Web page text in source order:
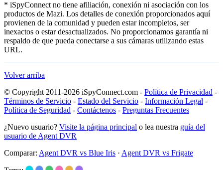
* iSpyConnect no tiene afiliación, conexión ni asociación con los
productos de Mazi. Los detalles de conexión proporcionados aquí
provienen de la comunidad y pueden estar incompletos, ser
inexactos o estar desactualizados. No proporcionamos garantía ni
respaldo de que pueda conectarse a sus cámaras utilizando estas
URL.
Volver arriba
© Copyright 2011-2026 iSpyConnect.com - Política de Privacidad -
Términos de Servicio - Estado del Servicio - Información Legal -
Política de Seguridad - Contáctenos - Preguntas Frecuentes
¿Nuevo usuario? Visite la página principal o lea nuestra guía del
usuario de Agent DVR
Comparar: Agent DVR vs Blue Iris · Agent DVR vs Frigate